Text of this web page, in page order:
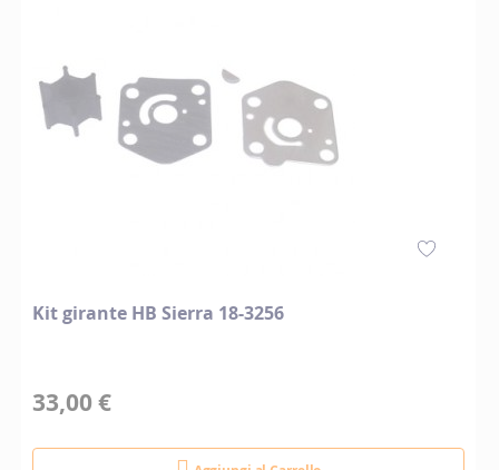
Kit girante HB Sierra 18-3256
33,00 €